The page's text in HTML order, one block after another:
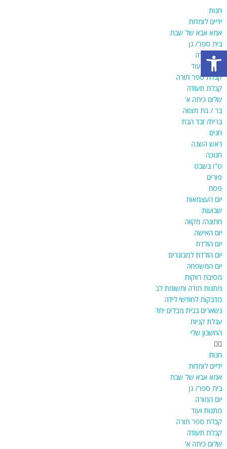
חנות
ידיים לומדות
אמא אבא של שבת
בית ספר/ גן
יום המורה
מתנות ועוד
קבלת ספר תורה
קבלת תעודה
שלום כיתה א'
בר / בת מצווה
ברית/ זבד הבת
חגים
ראש השנה
חנוכה
ט"ו בשבט
פורים
פסח
יום העצמאות
שבועות
חתונה/ מקווה
יום האישה
יום הולדת
יום הולדת למבוגרים
יום המשפחה
מסיבת רווקות
מתנות תודה ותשומת לב
מדבקות לחודשי לידה
נשארים בבית מבלים יחד
עגלת קניות
החשבון שלי
חנות
ידיים לומדות
אמא אבא של שבת
בית ספר/ גן
יום המורה
מתנות ועוד
קבלת ספר תורה
קבלת תעודה
שלום כיתה א'
פתח סרגל נגישות